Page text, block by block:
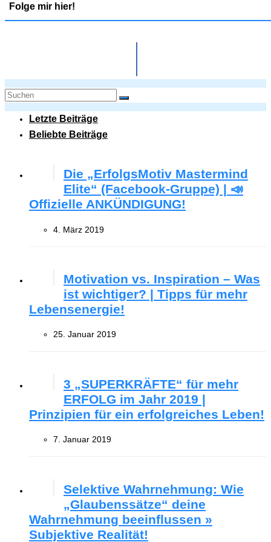
Folge mir hier!
Letzte Beiträge
Beliebte Beiträge
Die „ErfolgsMotiv Mastermind
Elite“ (Facebook-Gruppe) | 📣
Offizielle ANKÜNDIGUNG!
4. März 2019
Motivation vs. Inspiration – Was
ist wichtiger? | Tipps für mehr
Lebensenergie!
25. Januar 2019
3 „SUPERKRÄFTE“ für mehr
ERFOLG im Jahr 2019 |
Prinzipien für ein erfolgreiches Leben!
7. Januar 2019
Selektive Wahrnehmung: Wie
„Glaubenssätze“ deine
Wahrnehmung beeinflussen »
Subjektive Realität!